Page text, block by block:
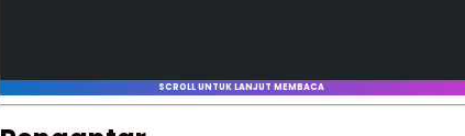
SCROLL UNTUK LANJUT MEMBACA